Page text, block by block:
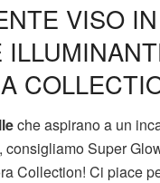
VISO IN
che aspirano a un
, consigliamo Super
Collection! Ci piace